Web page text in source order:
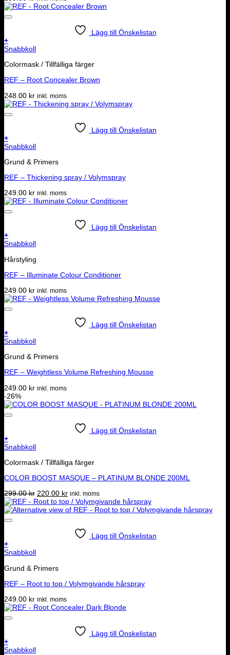
Lägg till Önskelistan
+
Snabbkoll
Colormask / Tillfälliga färger
REF – Root Concealer Brown
248.00 kr inkl. moms
Lägg till Önskelistan
+
Snabbkoll
Grund & Primers
REF – Thickening spray / Volymspray
249.00 kr inkl. moms
Lägg till Önskelistan
+
Snabbkoll
Hårstyling
REF – Illuminate Colour Conditioner
249.00 kr inkl. moms
Lägg till Önskelistan
+
Snabbkoll
Grund & Primers
REF – Weightless Volume Refreshing Mousse
249.00 kr inkl. moms
-26%
Lägg till Önskelistan
+
Snabbkoll
Colormask / Tillfälliga färger
COLOR BOOST MASQUE – PLATINUM BLONDE 200ML
299.00kr Det
ursprungliga
priset
220.00 krDet
nuvarande
priset
inkl. moms
Lägg till Önskelistan
+
Snabbkoll
Grund & Primers
REF – Root to top / Volymgivande hårspray
249.00 kr inkl. moms
Lägg till Önskelistan
+
Snabbkoll